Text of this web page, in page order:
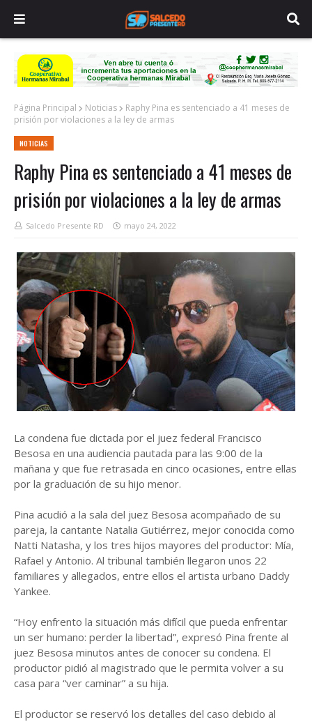
Página Principal Noticias
Raphy Pina es sentenciado a 41 meses de
prisión por violaciones a la ley de armas
NOTICIAS
Raphy Pina es sentenciado a 41 meses de
prisión por violaciones a la ley de armas
Salcedo Presente RD mayo 24, 2022
La condena fue dictada por el juez federal Francisco
Besosa en una audiencia pautada para las 9:00 de la
mañana y que fue retrasada en cinco ocasiones, entre ellas
por la graduación de su hijo menor.
Pina acudió a la sala del juez Besosa acompañado de su
pareja, la cantante Natalia Gutiérrez, mejor conocida como
Natti Natasha, y los tres hijos mayores del productor: Mía,
Rafael y Antonio. Al tribunal también llegaron unos 22
familiares y allegados, entre ellos el artista urbano Daddy
Yankee.
“Hoy enfrento la situación más difícil que pueda enfrentar
un ser humano: perder la libertad”, expresó Pina frente al
juez Besosa minutos antes de conocer su condena. El
productor pidió al magistrado que le permita volver a su
casa para “ver caminar” a su hija.
El productor se reservó los detalles del caso debido al